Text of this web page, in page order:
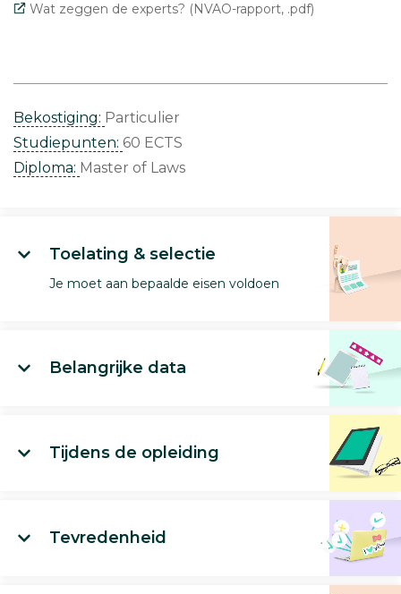
Wat zeggen de experts? (NVAO-rapport, .pdf)
Bekostiging: Particulier
Studiepunten: 60 ECTS
Diploma: Master of Laws
Toelating & selectie
Je moet aan bepaalde eisen voldoen
Belangrijke data
Tijdens de opleiding
Tevredenheid